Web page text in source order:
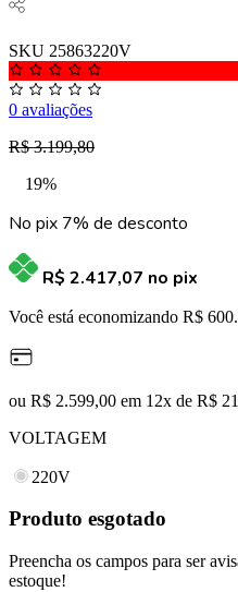
SKU 25863220V
0 avaliações
R$ 3.199,80
19%
No pix 7% de desconto
R$ 2.417,07 no pix
Você está economizando R$
ou R$ 2.599,00 em 12x de R$
VOLTAGEM
220V
Produto esgotado
Preencha os campos para ser
estoque!